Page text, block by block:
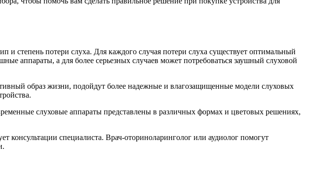
степень потери слуха. Для каждого случая потери слуха существует оптимальный
аппараты, а для более серьезных случаев может потребоваться заушный слуховой
образ жизни, подойдут более надежные и влагозащищенные модели слуховых
слуховые аппараты представлены в различных формах и цветовых решениях,
консультации специалиста. Врач-оториноларинголог или аудиолог помогут